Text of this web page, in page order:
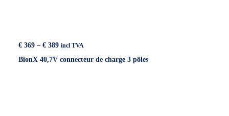
€ 369 – € 389Price
€ 369
incl TVA
BionX 40,7V connecteur de charge 3 pôles